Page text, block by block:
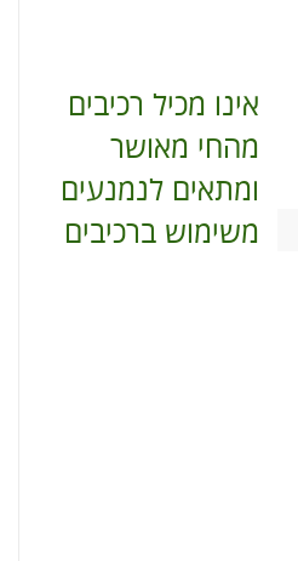
אינו מכיל רכיבים
מהחי מאושר
ומתאים לנמנעים
משימוש ברכיבים